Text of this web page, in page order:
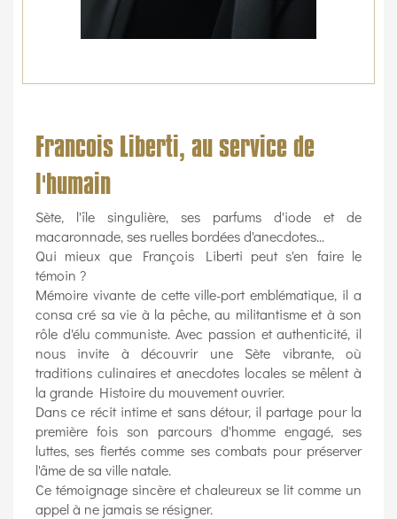
Francois Liberti, au service de
l'humain
Sète, l'île singulière, ses parfums d'iode et de
macaronnade, ses ruelles bordées d'anecdotes...
Qui mieux que François Liberti peut s'en faire le
témoin ?
Mémoire vivante de cette ville-port emblématique, il a
consa cré sa vie à la pêche, au militantisme et à son
rôle d'élu communiste. Avec passion et authenticité, il
nous invite à découvrir une Sète vibrante, où
traditions culinaires et anecdotes locales se mêlent à
la grande Histoire du mouvement ouvrier.
Dans ce récit intime et sans détour, il partage pour la
première fois son parcours d'homme engagé, ses
luttes, ses fiertés comme ses combats pour préserver
l'âme de sa ville natale.
Ce témoignage sincère et chaleureux se lit comme un
appel à ne jamais se résigner.